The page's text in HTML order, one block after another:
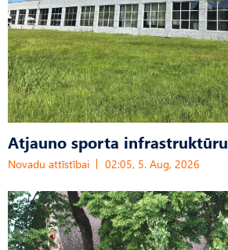
Atjauno sporta infrastruktūru
Novadu attīstībai 02:05, 5. Aug, 2026